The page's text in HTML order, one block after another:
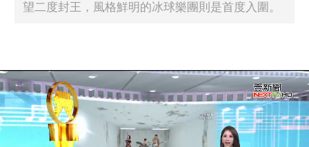
望二度封王，風格鮮明的冰球樂團則是首度入圍。